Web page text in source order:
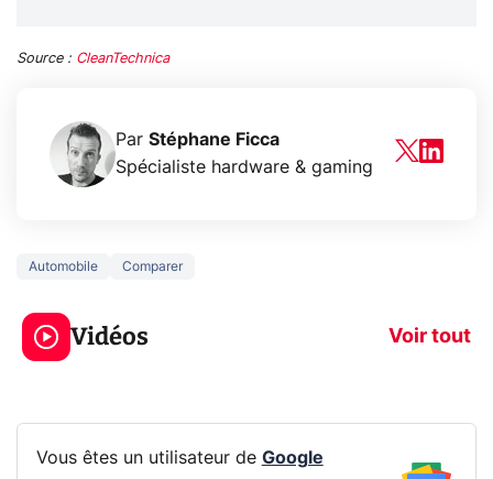
Source : CleanTechnica
Par Stéphane Ficca
Spécialiste hardware & gaming
Automobile Comparer
Vidéos Voir tout
5 générations de
jeux dans la
prochaine Xbox !
navigation
Vous êtes un utilisateur de Google